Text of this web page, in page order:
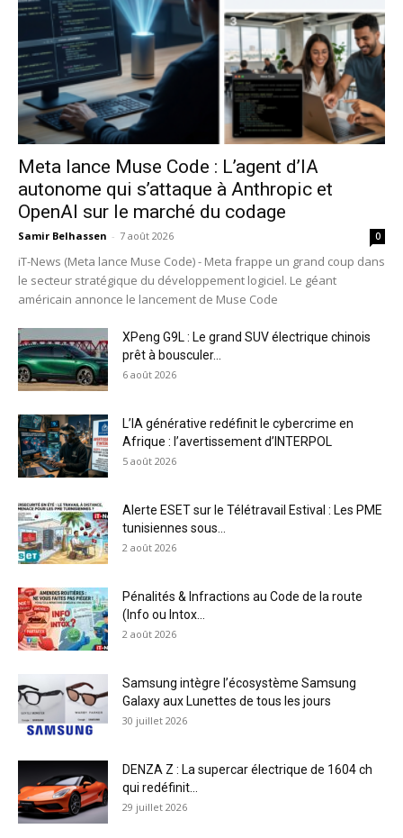
Meta lance Muse Code : L’agent d’IA
autonome qui s’attaque à Anthropic et
OpenAI sur le marché du codage
Samir Belhassen - 7 août 2026 0
iT-News (Meta lance Muse Code) - Meta frappe un grand coup dans
le secteur stratégique du développement logiciel. Le géant
américain annonce le lancement de Muse Code
XPeng G9L : Le grand SUV électrique chinois
prêt à bousculer...
6 août 2026
L’IA générative redéfinit le cybercrime en
Afrique : l’avertissement d’INTERPOL
5 août 2026
Alerte ESET sur le Télétravail Estival : Les PME
tunisiennes sous...
2 août 2026
Pénalités & Infractions au Code de la route
(Info ou Intox...
2 août 2026
Samsung intègre l’écosystème Samsung
Galaxy aux Lunettes de tous les jours
30 juillet 2026
DENZA Z : La supercar électrique de 1604 ch
qui redéfinit...
29 juillet 2026